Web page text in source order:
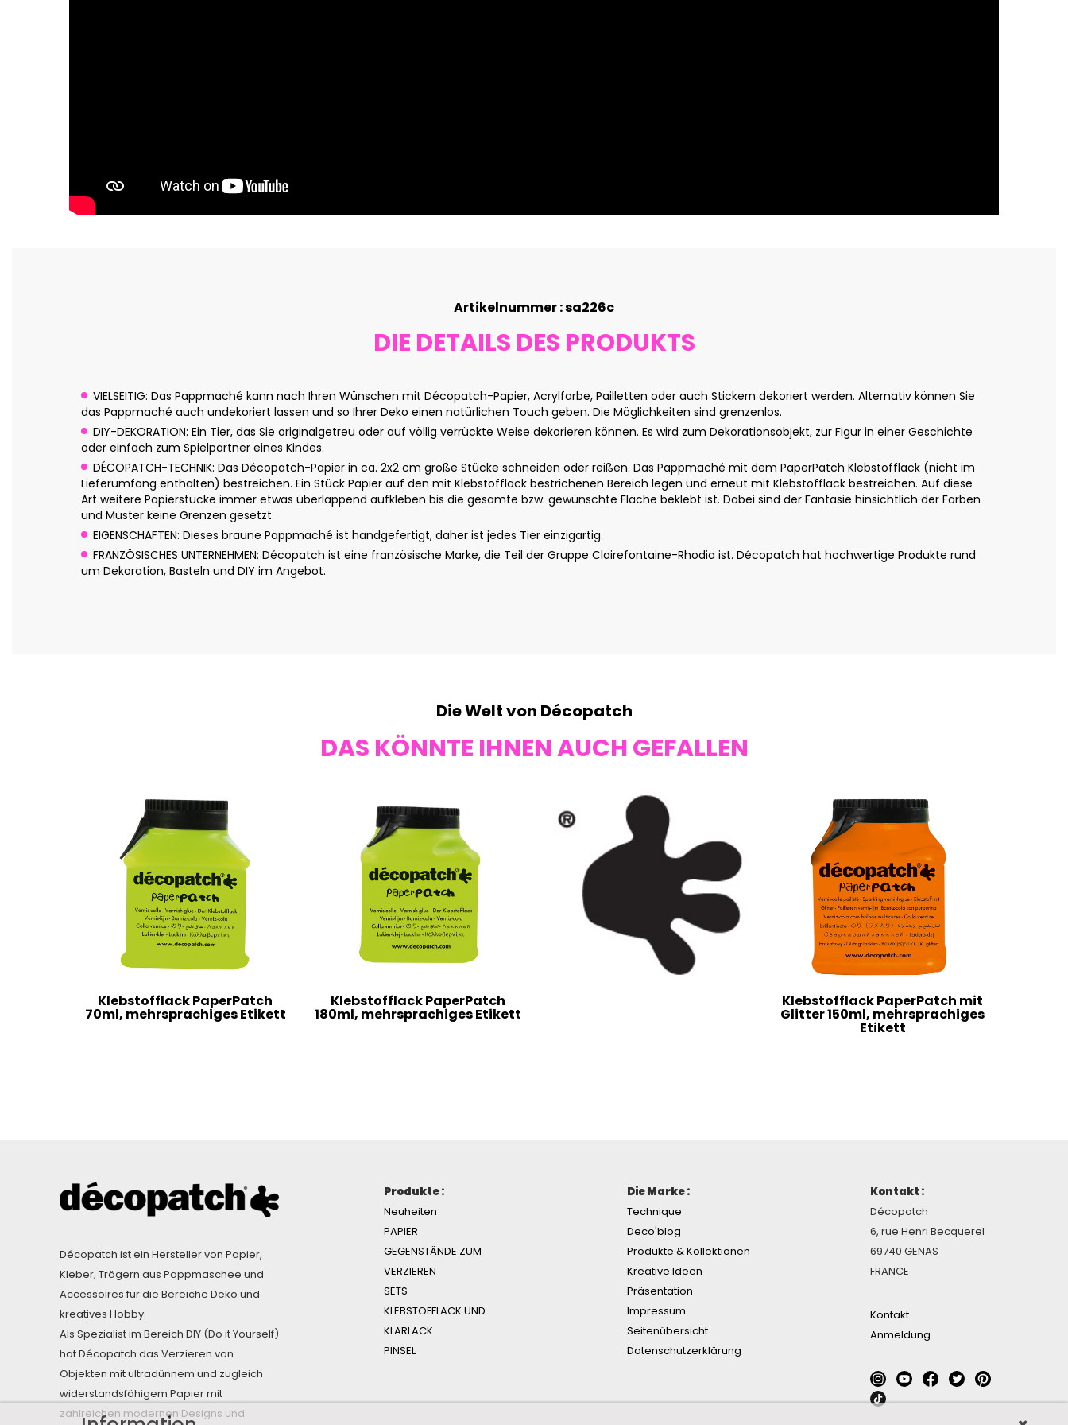
Artikelnummer : sa226c
DIE DETAILS DES PRODUKTS
VIELSEITIG: Das Pappmaché kann nach Ihren Wünschen mit Décopatch-Papier, Acrylfarbe, Pailletten oder auch Stickern dekoriert werden. Alternativ können Sie
das Pappmaché auch undekoriert lassen und so Ihrer Deko einen natürlichen Touch geben. Die Möglichkeiten sind grenzenlos.
DIY-DEKORATION: Ein Tier, das Sie originalgetreu oder auf völlig verrückte Weise dekorieren können. Es wird zum Dekorationsobjekt, zur Figur in einer Geschichte
oder einfach zum Spielpartner eines Kindes.
DÉCOPATCH-TECHNIK: Das Décopatch-Papier in ca. 2x2 cm große Stücke schneiden oder reißen. Das Pappmaché mit dem PaperPatch Klebstofflack (nicht im
Lieferumfang enthalten) bestreichen. Ein Stück Papier auf den mit Klebstofflack bestrichenen Bereich legen und erneut mit Klebstofflack bestreichen. Auf diese
Art weitere Papierstücke immer etwas überlappend aufkleben bis die gesamte bzw. gewünschte Fläche beklebt ist. Dabei sind der Fantasie hinsichtlich der Farben
und Muster keine Grenzen gesetzt.
EIGENSCHAFTEN: Dieses braune Pappmaché ist handgefertigt, daher ist jedes Tier einzigartig.
FRANZÖSISCHES UNTERNEHMEN: Décopatch ist eine französische Marke, die Teil der Gruppe Clairefontaine-Rhodia ist. Décopatch hat hochwertige Produkte rund
um Dekoration, Basteln und DIY im Angebot.
Die Welt von Décopatch
DAS KÖNNTE IHNEN AUCH GEFALLEN
Klebstofflack PaperPatch
70ml, mehrsprachiges Etikett
Klebstofflack PaperPatch
180ml, mehrsprachiges Etikett
Klebstofflack PaperPatch mit
Glitter 150ml, mehrsprachiges
Etikett
Décopatch ist ein Hersteller von Papier,
Kleber, Trägern aus Pappmaschee und
Accessoires für die Bereiche Deko und
kreatives Hobby.
Als Spezialist im Bereich DIY (Do it Yourself)
hat Décopatch das Verzieren von
Objekten mit ultradünnem und zugleich
widerstandsfähigem Papier mit
zahlreichen modernen Designs und
Produkte :
Neuheiten
PAPIER
GEGENSTÄNDE ZUM
VERZIEREN
SETS
KLEBSTOFFLACK UND
KLARLACK
PINSEL
Die Marke :
Technique
Deco'blog
Produkte & Kollektionen
Kreative Ideen
Präsentation
Impressum
Seitenübersicht
Datenschutzerklärung
Kontakt :
Décopatch
6, rue Henri Becquerel
69740 GENAS
FRANCE
Kontakt
Anmeldung